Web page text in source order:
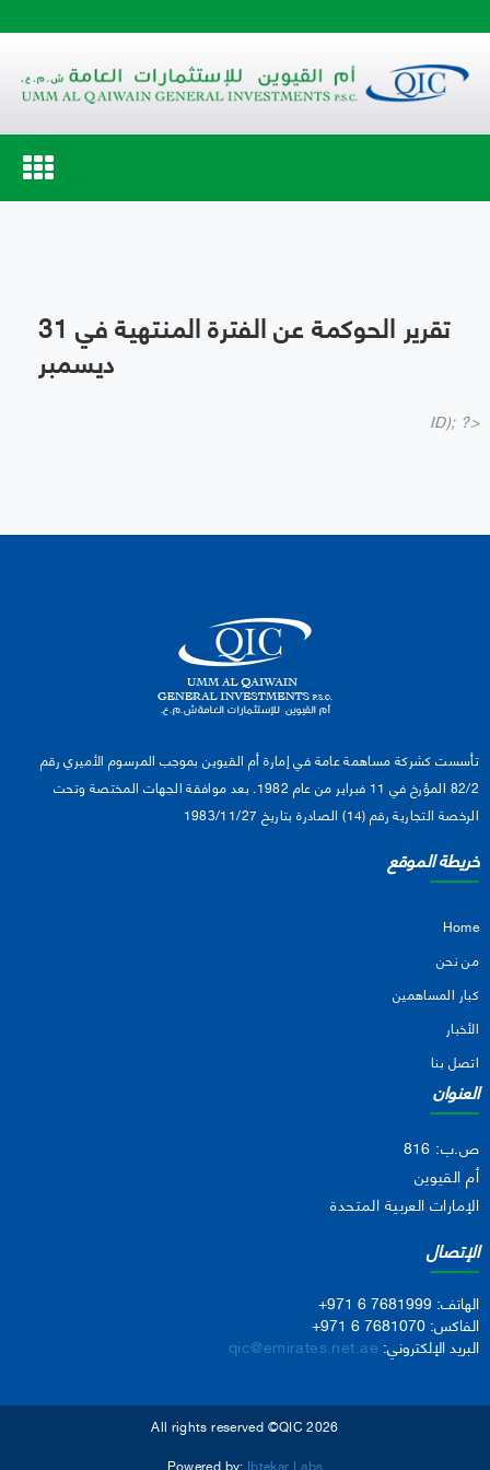
Toggle
navigation
تقرير الحوكمة عن الفترة المنتهية في 31
ديسمبر
ID); ?>
تأسست كشركة مساهمة عامة في إمارة أم القيوين بموجب المرسوم الأميري رقم
82/2 المؤرخ في 11 فبراير من عام 1982. بعد موافقة الجهات المختصة وتحت
الرخصة التجارية رقم (14) الصادرة بتاريخ 1983/11/27
خريطة الموقع
Home
من نحن
كبار المساهمين
الأخبار
اتصل بنا
العنوان
ص.ب: 816
أم القيوين
الإمارات العربية المتحدة
الإتصال
الهاتف: +971 6 7681999
الفاكس: +971 6 7681070
البريد الإلكتروني: qic@emirates.net.ae
All rights reserved ©QIC 2026
Powered by: Ibtekar Labs